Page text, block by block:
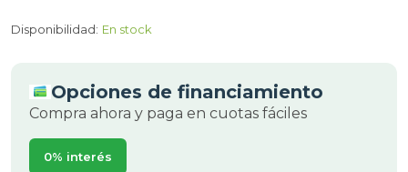
Disponibilidad: En stock
Opciones de financiamiento
Compra ahora y paga en cuotas fáciles
0% interés